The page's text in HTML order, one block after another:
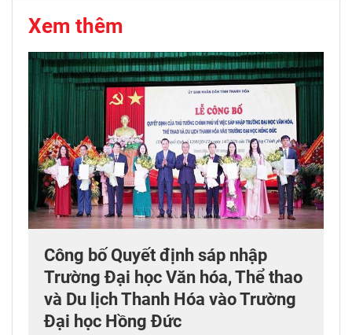
Xem thêm
Công bố Quyết định sáp nhập
Trường Đại học Văn hóa, Thể thao
và Du lịch Thanh Hóa vào Trường
Đại học Hồng Đức